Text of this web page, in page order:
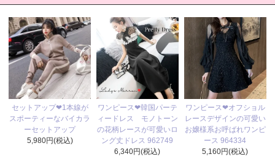
セットアップ❤1本線が
スポーティーなバイカラ
ーセットアップ
5,980円(税込)
ワンピース❤韓国パーテ
ィードレス モノトーン
の花柄レースが可愛いロ
ング丈ドレス 962749
6,340円(税込)
ワンピース❤オフショル
レースデザインの可愛い
お嬢様系お呼ばれワンピ
ース 964334
5,160円(税込)